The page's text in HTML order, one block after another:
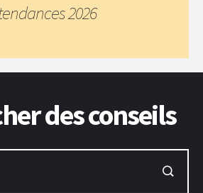
2026
des conseils